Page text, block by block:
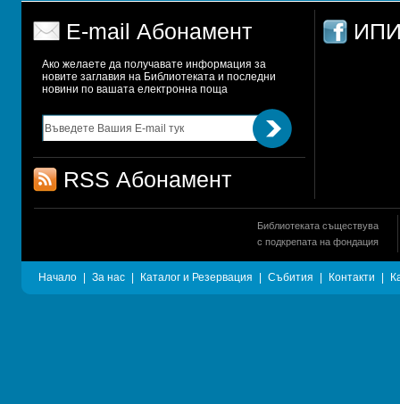
E-mail Абонамент
Ако желаете да получавате информация за
новите заглавия на Библиотеката и последни
новини по вашата електронна поща
RSS Абонамент
ИПИ
Библиотеката съществува
с подкрепата на фондация
Начало За нас Каталог и Резервация Събития Контакти